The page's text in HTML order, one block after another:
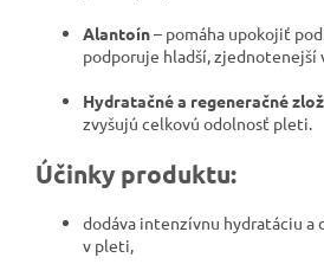
Alantoín– pomáha upokojiť
podporuje hladší, zjednotenejší
Hydratačné a regeneračné
zvyšujú celkovú odolnosť pleti.
Účinky produktu:
dodáva intenzívnu hydratáciu a
v pleti,